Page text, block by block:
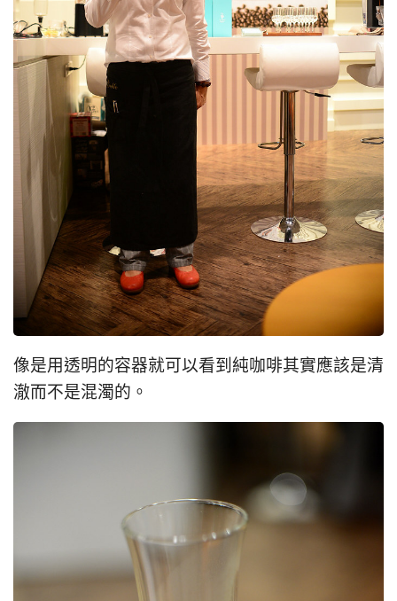
像是用透明的容器就可以看到純咖啡其實應該是清
澈而不是混濁的。